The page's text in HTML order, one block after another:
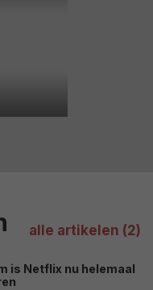
alle artikelen (2)
is Netflix nu helemaal